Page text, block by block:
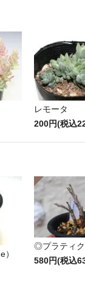
レモータ
200円(税込
◎プラティ
580円(税込